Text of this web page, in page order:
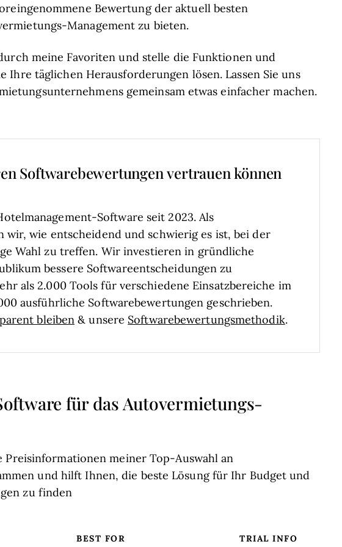
Bewertung der aktuell besten
Management zu bieten.
meine Favoriten und stelle die Funktionen und
täglichen Herausforderungen lösen. Lassen Sie uns
gemeinsam etwas einfacher machen.
Softwarebewertungen vertrauen können
Software seit 2023. Als
wie entscheidend und schwierig es ist, bei der
Wahl zu treffen. Wir investieren in gründliche
bessere Softwareentscheidungen zu
als 2.000 Tools für verschiedene Einsatzbereiche im
ausführliche Softwarebewertungen geschrieben.
bleiben & unsere Softwarebewertungsmethodik.
für das Autovermietungs-
Preisinformationen meiner Top-Auswahl an
und hilft Ihnen, die beste Lösung für Ihr Budget und
zu finden
BEST FOR TRIAL INFO